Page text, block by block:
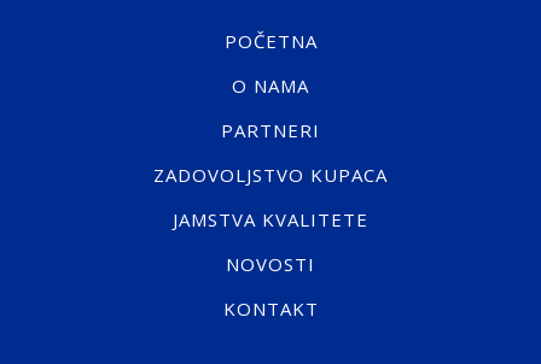
POČETNA
O NAMA
PARTNERI
ZADOVOLJSTVO KUPACA
JAMSTVA KVALITETE
NOVOSTI
KONTAKT